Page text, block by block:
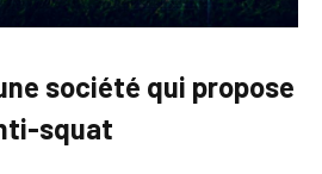
société qui propose
squat